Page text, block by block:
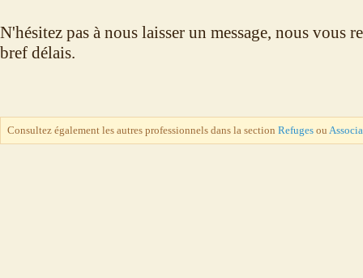
N'hésitez pas à nous laisser un message, nous vous
bref délais.
Consultez également les autres professionnels dans la section Refuges ou